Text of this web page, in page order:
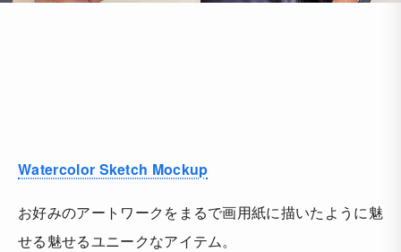
Watercolor Sketch Mockup
お好みのアートワークをまるで画用紙に描いたように魅
せる魅せるユニークなアイテム。